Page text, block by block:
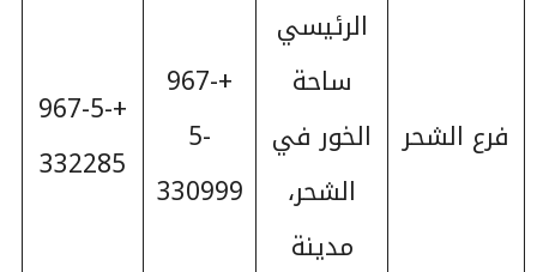
فرع الشحر
الرئيسي
ساحة
الخور في
الشحر،
مدينة
+967-
5-
330999
+967-5-
332285